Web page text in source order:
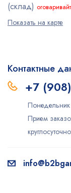
(склад)
Показать на карте
Контактные
+7
Прием